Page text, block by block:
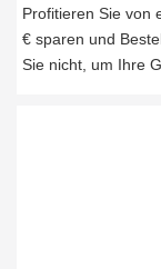
Profitieren Sie von
€ sparen und
Sie nicht, um Ihre